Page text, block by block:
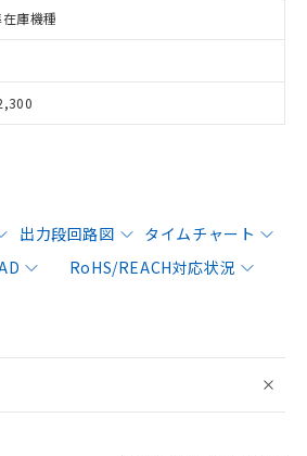
庫機種
出力段回路図
タイムチャート
RoHS/REACH対応状況